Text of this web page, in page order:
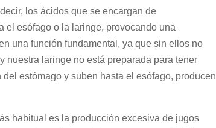
los ácidos que se encargan de
el esófago o la laringe, provocando una
una función fundamental, ya que sin ellos no
nuestra laringe no está preparada para tener
estómago y suben hasta el esófago, producen
habitual es la producción excesiva de jugos